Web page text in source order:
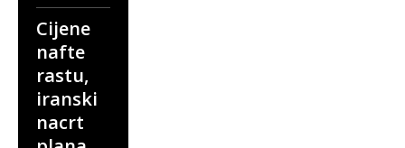
Cijene
nafte
rastu,
iranski
nacrt